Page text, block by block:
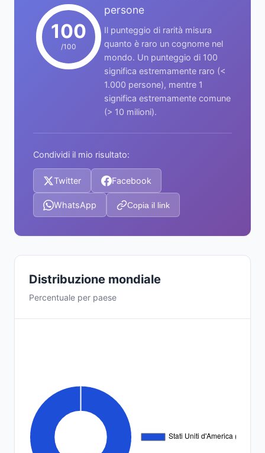
100
/100
persone
Il punteggio di rarità misura
quanto è raro un cognome nel
mondo. Un punteggio di 100
significa estremamente raro (<
1.000 persone), mentre 1
significa estremamente comune
(> 10 milioni).
Condividi il mio risultato:
Twitter Facebook
WhatsApp Copia il link
Distribuzione mondiale
Percentuale per paese